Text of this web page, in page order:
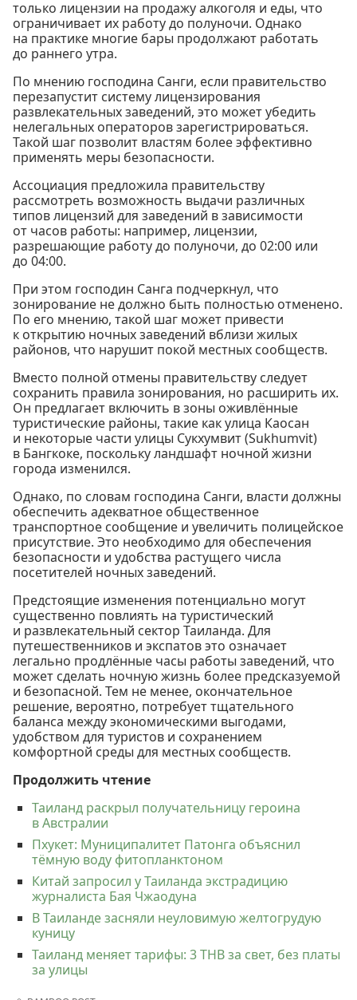
только лицензии на продажу алкоголя и еды, что
ограничивает их работу до полуночи. Однако
на практике многие бары продолжают работать
до раннего утра.
По мнению господина Санги, если правительство
перезапустит систему лицензирования
развлекательных заведений, это может убедить
нелегальных операторов зарегистрироваться.
Такой шаг позволит властям более эффективно
применять меры безопасности.
Ассоциация предложила правительству
рассмотреть возможность выдачи различных
типов лицензий для заведений в зависимости
от часов работы: например, лицензии,
разрешающие работу до полуночи, до 02:00 или
до 04:00.
При этом господин Санга подчеркнул, что
зонирование не должно быть полностью отменено.
По его мнению, такой шаг может привести
к открытию ночных заведений вблизи жилых
районов, что нарушит покой местных сообществ.
Вместо полной отмены правительству следует
сохранить правила зонирования, но расширить их.
Он предлагает включить в зоны оживлённые
туристические районы, такие как улица Каосан
и некоторые части улицы Сукхумвит (Sukhumvit)
в Бангкоке, поскольку ландшафт ночной жизни
города изменился.
Однако, по словам господина Санги, власти должны
обеспечить адекватное общественное
транспортное сообщение и увеличить полицейское
присутствие. Это необходимо для обеспечения
безопасности и удобства растущего числа
посетителей ночных заведений.
Предстоящие изменения потенциально могут
существенно повлиять на туристический
и развлекательный сектор Таиланда. Для
путешественников и экспатов это означает
легально продлённые часы работы заведений, что
может сделать ночную жизнь более предсказуемой
и безопасной. Тем не менее, окончательное
решение, вероятно, потребует тщательного
баланса между экономическими выгодами,
удобством для туристов и сохранением
комфортной среды для местных сообществ.
Продолжить чтение
Таиланд раскрыл получательницу героина
в Австралии
Пхукет: Муниципалитет Патонга объяснил
тёмную воду фитопланктоном
Китай запросил у Таиланда экстрадицию
журналиста Бая Чжаодуна
В Таиланде засняли неуловимую желтогрудую
куницу
Таиланд меняет тарифы: 3 THB за свет, без платы
за улицы